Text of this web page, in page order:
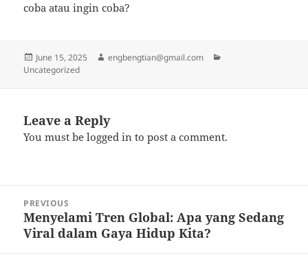
coba atau ingin coba?
Posted
on
June 15, 2025 Author
engbengtian@gmail.com
Uncategorized
Leave a Reply
You must belogged in to post a comment.
navigation
PREVIOUS
Previous
post:
Menyelami Tren Global: Apa yang Sedang
Viral dalam Gaya Hidup Kita?